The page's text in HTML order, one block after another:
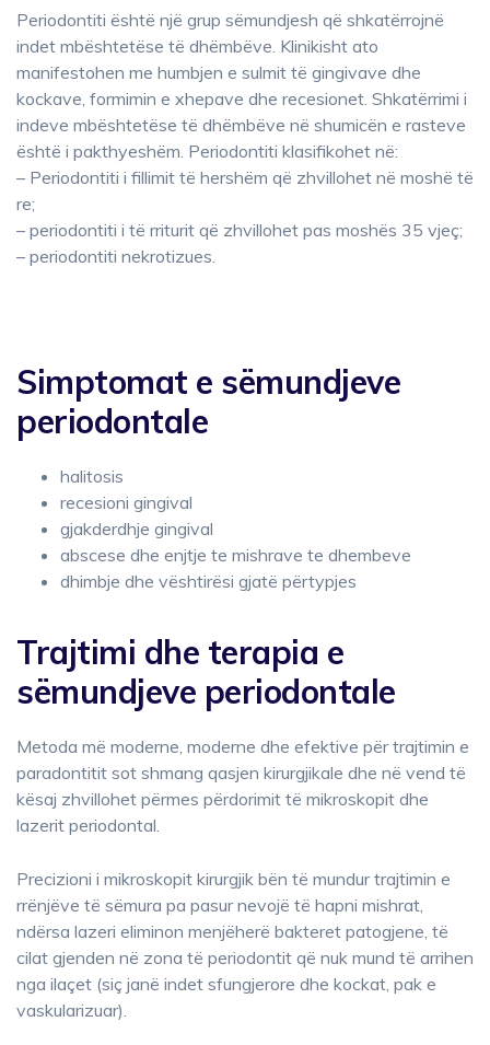
Periodontiti është një grup sëmundjesh që shkatërrojnë
indet mbështetëse të dhëmbëve. Klinikisht ato
manifestohen me humbjen e sulmit të gingivave dhe
kockave, formimin e xhepave dhe recesionet. Shkatërrimi i
indeve mbështetëse të dhëmbëve në shumicën e rasteve
është i pakthyeshëm. Periodontiti klasifikohet në:
– Periodontiti i fillimit të hershëm që zhvillohet në moshë të
re;
– periodontiti i të rriturit që zhvillohet pas moshës 35 vjeç;
– periodontiti nekrotizues.
Simptomat e sëmundjeve
periodontale
halitosis
recesioni gingival
gjakderdhje gingival
abscese dhe enjtje te mishrave te dhembeve
dhimbje dhe vështirësi gjatë përtypjes
Trajtimi dhe terapia e
sëmundjeve periodontale
Metoda më moderne, moderne dhe efektive për trajtimin e
paradontitit sot shmang qasjen kirurgjikale dhe në vend të
kësaj zhvillohet përmes përdorimit të mikroskopit dhe
lazerit periodontal.
Precizioni i mikroskopit kirurgjik bën të mundur trajtimin e
rrënjëve të sëmura pa pasur nevojë të hapni mishrat,
ndërsa lazeri eliminon menjëherë bakteret patogjene, të
cilat gjenden në zona të periodontit që nuk mund të arrihen
nga ilaçet (siç janë indet sfungjerore dhe kockat, pak e
vaskularizuar).